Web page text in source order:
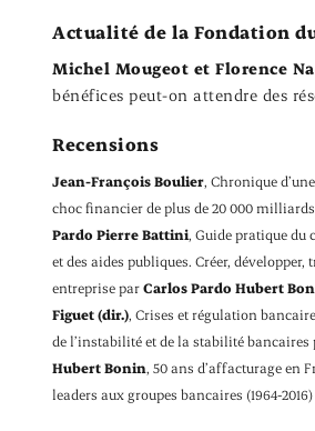
Actualité de la Fondation
Michel Mougeot et Florence
bénéfices peut-on attendre des
Recensions
Jean-François Boulier, Chronique
choc financier de plus de 20 000
Pardo Pierre Battini, Guide pratique
et des aides publiques. Créer, développer,
entreprise parCarlos Pardo Hubert
Figuet (dir.), Crises et régulation
de l’instabilité et de la stabilité
Hubert Bonin, 50 ans d’affacturage en
leaders aux groupes bancaires (1964-